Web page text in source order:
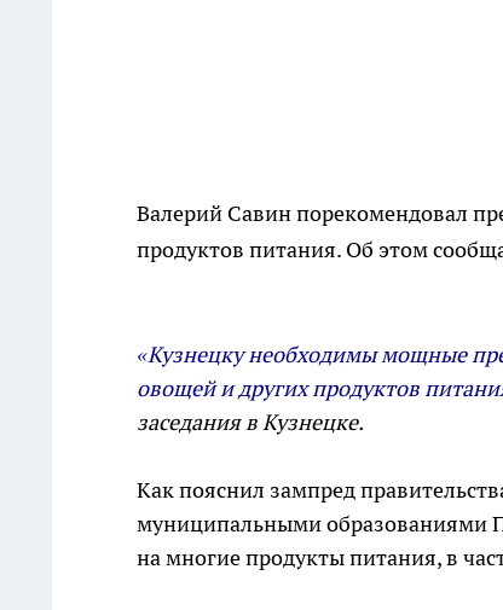
Валерий Савин порекомендовал
продуктов питания. Об этом
«Кузнецку необходимы мощные
овощей и других продуктов
заседания в Кузнецке.
Как пояснил зампред
муниципальными образованиями
на многие продукты питания, в